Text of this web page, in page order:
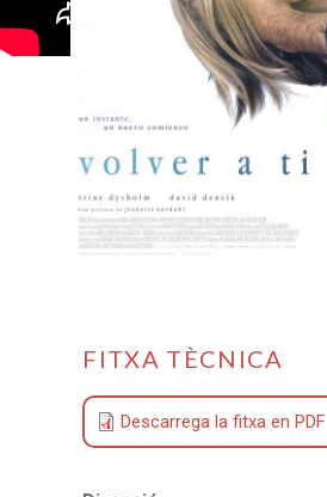
FITXA TÈCNICA
Descarrega la fitxa en PDF